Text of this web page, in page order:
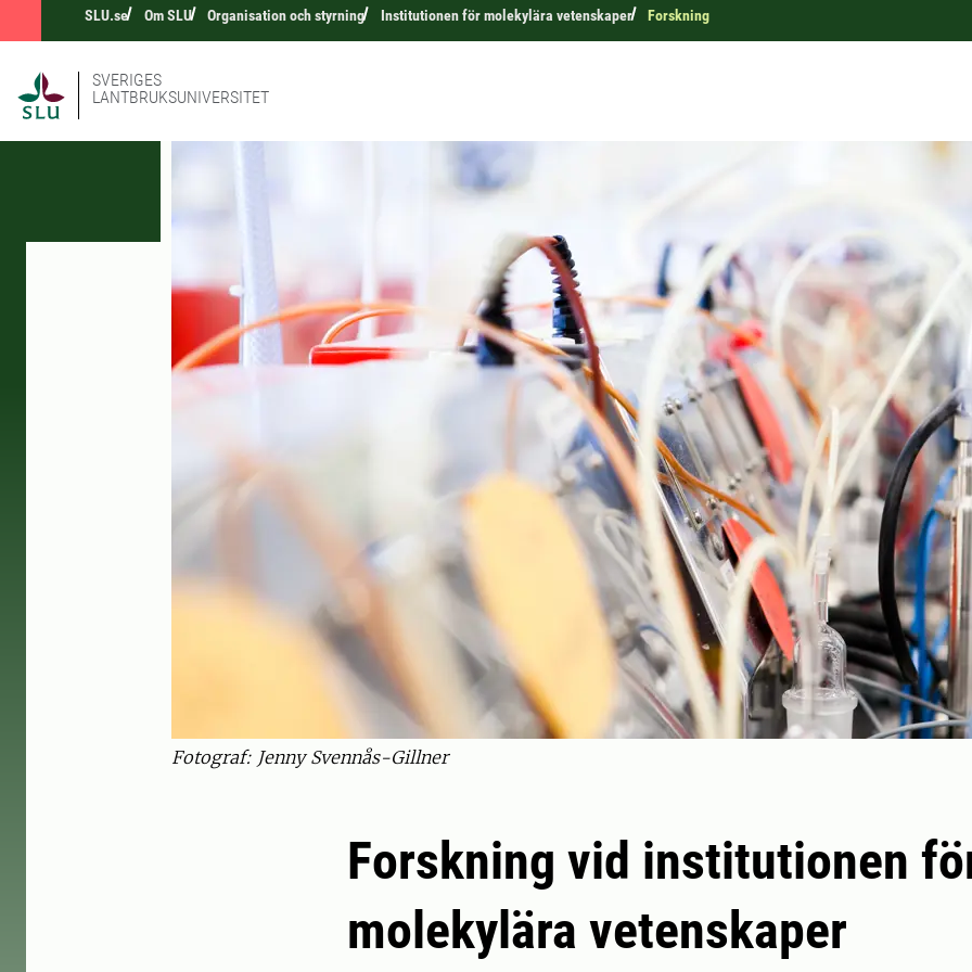
SLU.se Om SLU Organisation och styrning Institutionen för molekylära vetenskaper Forskning
SVERIGES
LANTBRUKSUNIVERSITET
Fotograf: Jenny Svennås-Gillner
Forskning vid institutionen
molekylära vetenskaper